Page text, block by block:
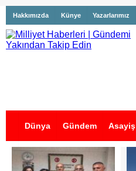
Hakkımızda Künye Yazarlarımız
Dünya Gündem Asayiş
İş İlanları